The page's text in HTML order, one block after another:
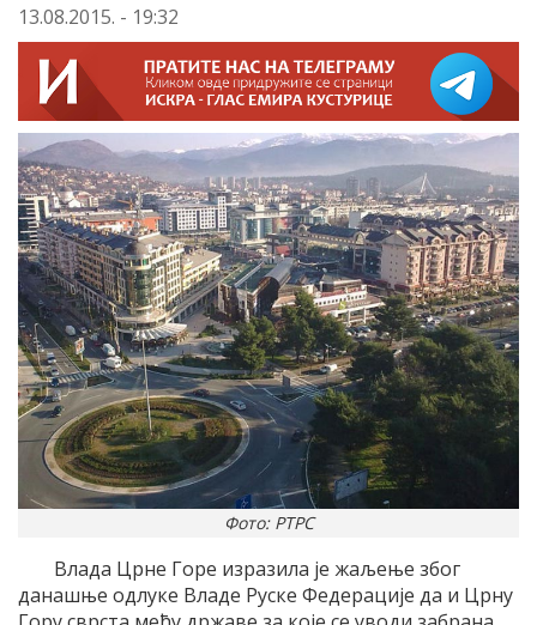
13.08.2015. - 19:32
Фото: РТРС
Влада Црне Горе изразила је жаљење због
данашње одлуке Владе Руске Федерације да и Црну